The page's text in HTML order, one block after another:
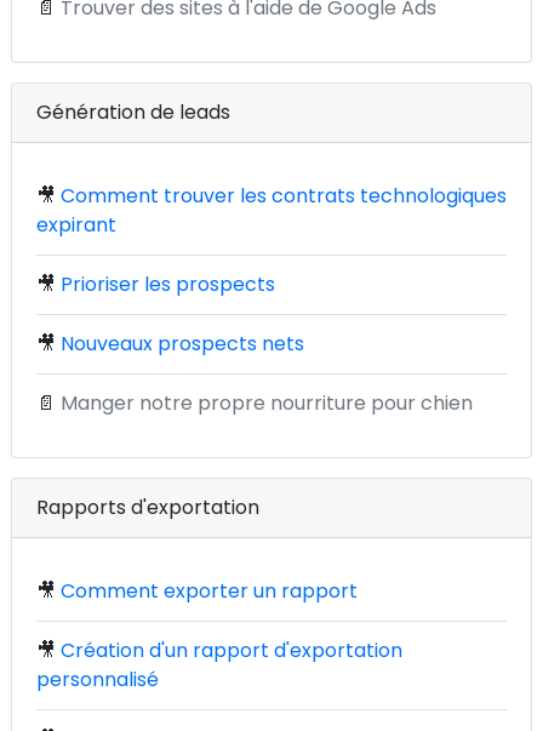
📄 Trouver des sites à l'aide de Google Ads
Génération de leads
🎥 Comment trouver les contrats technologiques
expirant
🎥 Prioriser les prospects
🎥 Nouveaux prospects nets
📄 Manger notre propre nourriture pour chien
Rapports d'exportation
🎥 Comment exporter un rapport
🎥 Création d'un rapport d'exportation
personnalisé